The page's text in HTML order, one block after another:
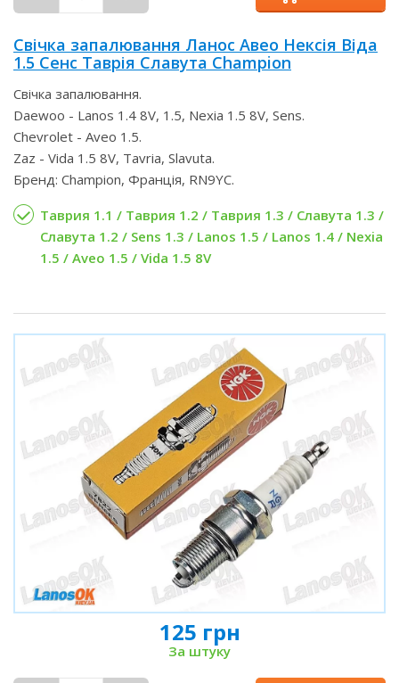
Свічка запалювання Ланос Авео Нексія Віда
1.5 Сенс Таврія Славута Champion
Свічка запалювання.
Daewoo - Lanos 1.4 8V, 1.5, Nexia 1.5 8V, Sens.
Chevrolet - Aveo 1.5.
Zaz - Vida 1.5 8V, Tavria, Slavuta.
Бренд: Champion, Франція, RN9YC.
Таврия 1.1 / Таврия 1.2 / Таврия 1.3 / Славута 1.3 /
Славута 1.2 / Sens 1.3 / Lanos 1.5 / Lanos 1.4 / Nexia
1.5 / Aveo 1.5 / Vida 1.5 8V
125 грн
За штуку